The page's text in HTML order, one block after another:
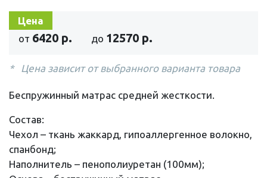
Цена
от 6420 р. до 12570 р.
Цена зависит от выбранного варианта товара
Беспружинный матрас средней жесткости.
Состав:
Чехол – ткань жаккард, гипоаллергенное волокно,
спанбонд;
Наполнитель – пенополиуретан (100мм);